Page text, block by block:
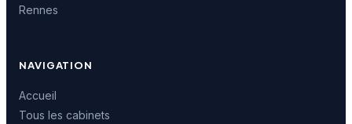
Rennes
NAVIGATION
Accueil
Tous les cabinets